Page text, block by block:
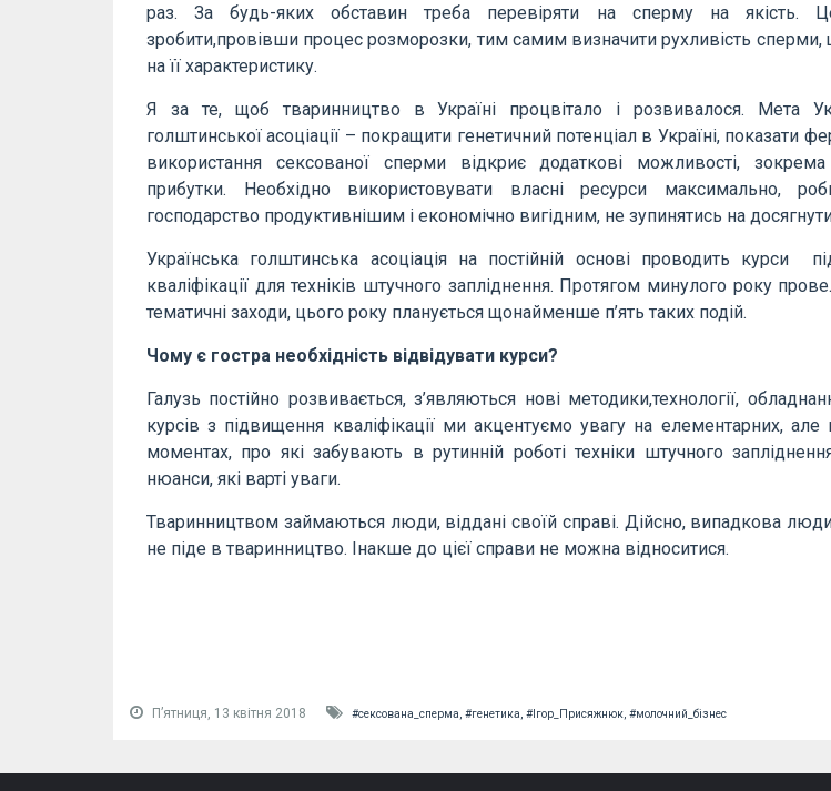
раз. За будь-яких обставин треба перевіряти на сперму на якість.
зробити,провівши процес розморозки, тим самим визначити рухливість сперми,
на її характеристику.
Я за те, щоб тваринництво в Україні процвітало і розвивалося. Мета
голштинської асоціації – покращити генетичний потенціал в Україні, показати
використання сексованої сперми відкриє додаткові можливості, зокрема
прибутки. Необхідно використовувати власні ресурси максимально,
господарство продуктивнішим і економічно вигідним, не зупинятись на
Українська голштинська асоціація на постійній основі проводить курси
кваліфікації для техніків штучного запліднення. Протягом минулого року
тематичні заходи, цього року планується щонайменше п’ять таких подій.
Чому є гостра необхідність відвідувати курси?
Галузь постійно розвивається, з’являються нові методики,технології,
курсів з підвищення кваліфікації ми акцентуємо увагу на елементарних,
моментах, про які забувають в рутинній роботі техніки штучного
нюанси, які варті уваги.
Тваринництвом займаються люди, віддані своїй справі. Дійсно, випадкова
не піде в тваринництво. Інакше до цієї справи не можна відноситися.
Пʼятниця, 13 квітня 2018 #сексована_сперма, #генетика, #Ігор_Присяжнюк, #молочний_бізнес